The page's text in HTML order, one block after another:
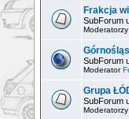
Frakcja
SubForum
Moderatorzy
SubForum
Moderator
Grupa
SubForum
Moderatorzy